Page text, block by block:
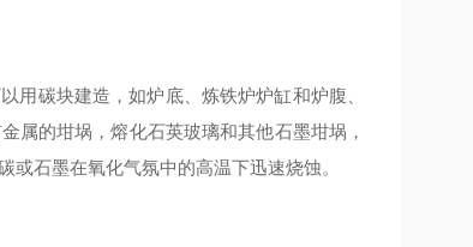
碳块建造，如炉底、炼铁炉炉缸和炉腹、
属的坩埚，熔化石英玻璃和其他石墨坩埚，
石墨在氧化气氛中的高温下迅速烧蚀。